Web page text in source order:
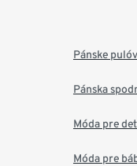
Pánske
Pánska
Móda pre
Móda pre